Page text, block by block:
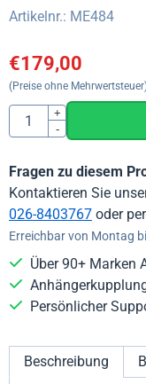
Artikelnr.: ME484
€179,00
(Preise ohne
Anzahl
+
-
Fragen zu diesem
Kontaktieren Sie
026-8403767 oder
Erreichbar von Montag
Über 90+ Marken
Persönlicher
Beschreibung